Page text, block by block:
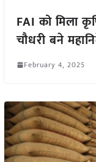
FAI को मिला
चौधरी बने
February 4, 2025